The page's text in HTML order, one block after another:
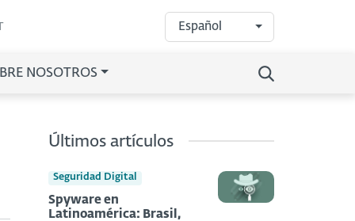
Español
NOSOTROS
Últimos artículos
Seguridad Digital
Spyware en
Latinoamérica: Brasil,